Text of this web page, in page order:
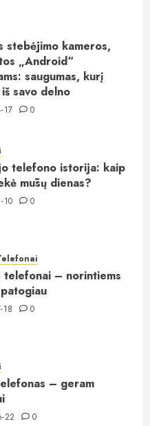
stebėjimo kameros,
„Android“
saugumas, kurį
savo delno
17 0
telefono istorija: kaip
mūsų dienas?
10 0
telefonai – norintiems
18 0
– geram
22 0